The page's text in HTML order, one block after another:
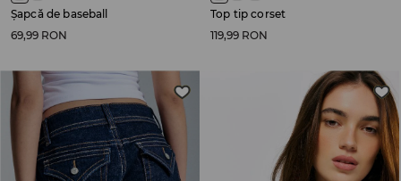
Șapcă de baseball
69,99 RON
Top tip corset
119,99 RON